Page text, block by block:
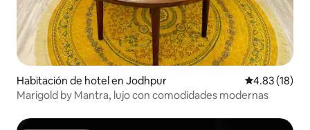
Habitación de hotel en Jodhpur Calificación
4.83 (18)
Marigold by Mantra, lujo con comodidades modernas